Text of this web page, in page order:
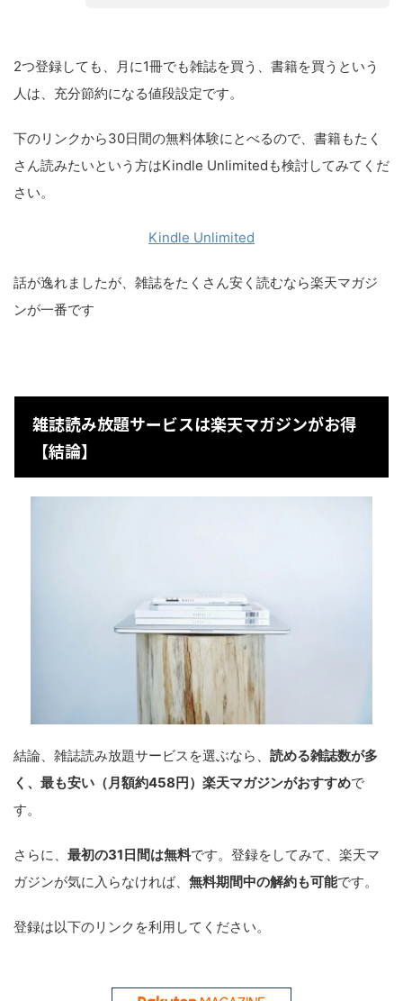
2つ登録しても、月に1冊でも雑誌を買う、書籍を買うという
人は、充分節約になる値段設定です。
下のリンクから30日間の無料体験にとべるので、書籍もたく
さん読みたいという方はKindle Unlimitedも検討してみてくだ
さい。
Kindle Unlimited
話が逸れましたが、雑誌をたくさん安く読むなら楽天マガジ
ンが一番です
雑誌読み放題サービスは楽天マガジンがお得
【結論】
結論、雑誌読み放題サービスを選ぶなら、 読める雑誌数が多
く、最も安い（月額約458円）楽天マガジンがおすすめで
す。
さらに、 最初の31日間は無料です。登録をしてみて、楽天マ
ガジンが気に入らなければ、 無料期間中の解約も可能です。
登録は以下のリンクを利用してください。